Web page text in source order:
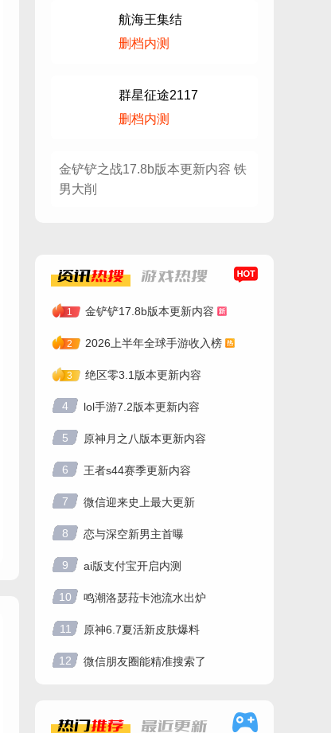
航海王集结
删档内测
群星征途2117
删档内测
金铲铲之战17.8b版本更新内容 铁
男大削
资讯热搜 游戏热搜
1 金铲铲17.8b版本更新内容
2 2026上半年全球手游收入榜
3 绝区零3.1版本更新内容
4 lol手游7.2版本更新内容
5 原神月之八版本更新内容
6 王者s44赛季更新内容
7 微信迎来史上最大更新
8 恋与深空新男主首曝
9 ai版支付宝开启内测
10 鸣潮洛瑟菈卡池流水出炉
11 原神6.7夏活新皮肤爆料
12 微信朋友圈能精准搜索了
热门推荐 最近更新